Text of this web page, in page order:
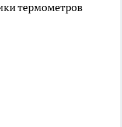
термометров